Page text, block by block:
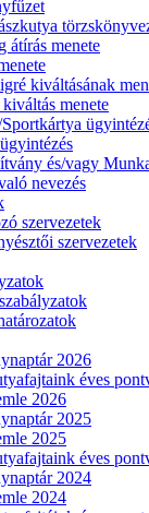
átírás menete
kiváltásának
menete
és/vagy
nevezés
szervezetek
szervezetek
2026
éves
2026
2025
2025
éves
2024
2024